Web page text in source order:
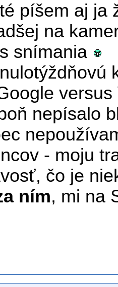
píšem aj ja
na
snímania
nepísalo
- moju
čo je
ním, mi na